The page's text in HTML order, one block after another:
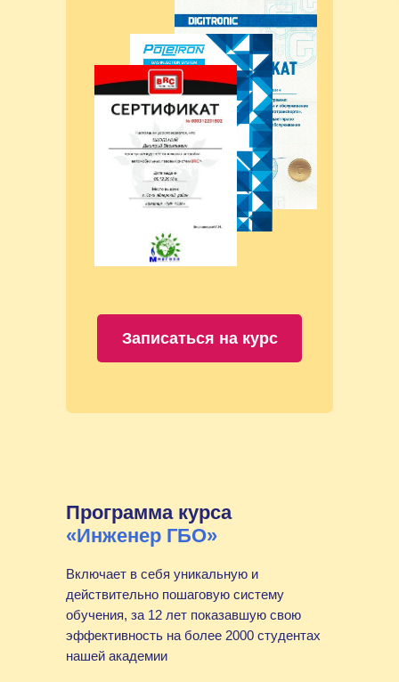
Записаться на курс
Программа курса
«Инженер ГБО»
Включает в себя уникальную и
действительно пошаговую систему
обучения, за 12 лет показавшую свою
эффективность на более 2000 студентах
нашей академии